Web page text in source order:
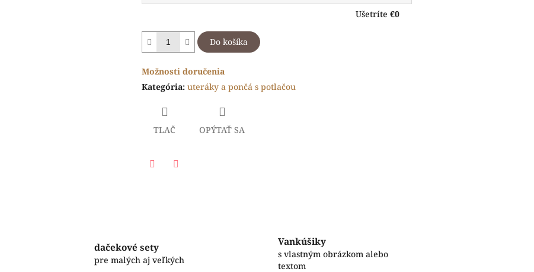
Ušetríte €0
Do košíka
Možnosti doručenia
Kategória: uteráky a pončá s potlačou
TLAČ OPÝTAŤ SA
dačekové sety
pre malých aj veľkých
Vankúšiky
s vlastným obrázkom alebo
textom